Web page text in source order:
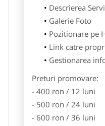
Descrierea
Galerie Foto
Pozitionare pe
Link catre
Gestionarea
Preturi promovare:
- 400 ron / 12 luni
- 500 ron / 24 luni
- 600 ron / 36 luni